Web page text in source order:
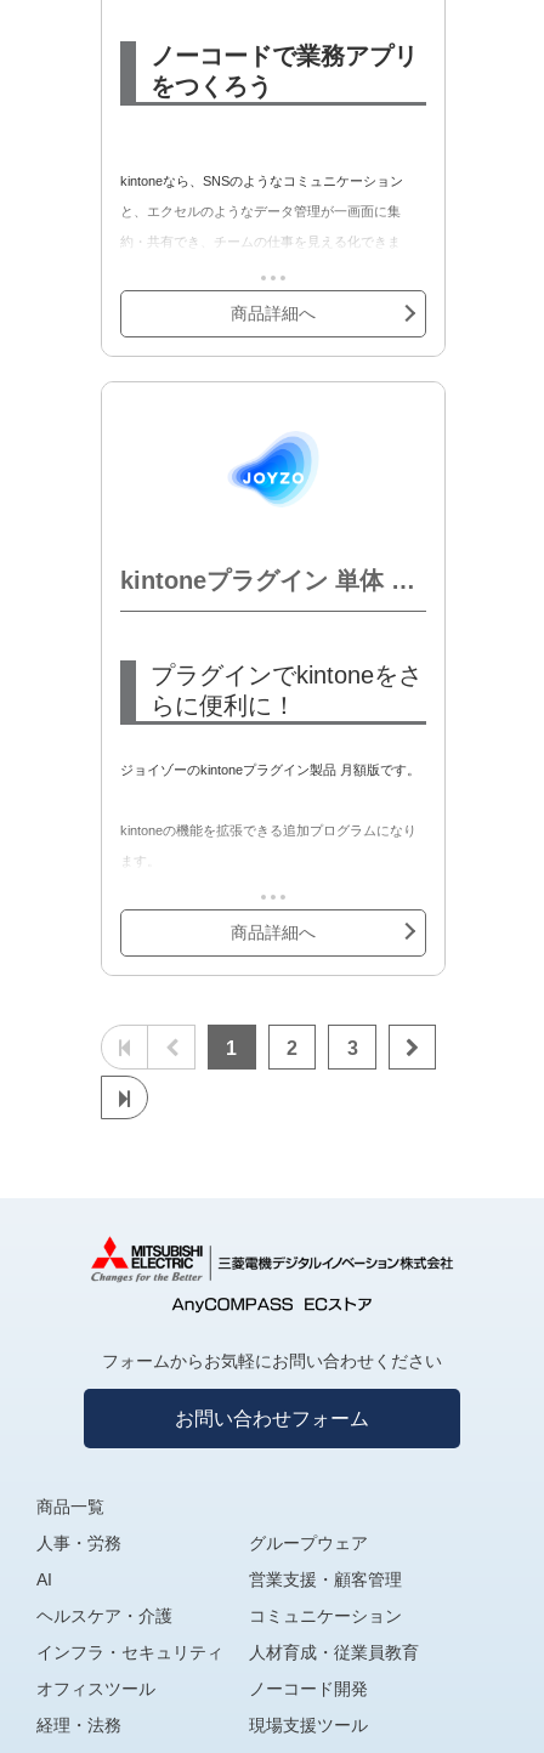
ノーコードで業務アプリ
をつくろう
kintoneなら、SNSのようなコミュニケーション
と、エクセルのようなデータ管理が一画面に集
約・共有でき、チームの仕事を見える化できま
kintone ワイドコース 月額の月額契約商品です。
などの各種オプションの追加契約が可能です。
商品詳細へ
kintoneプラグイン 単体 月額
プラグインでkintoneをさ
らに便利に！
ジョイゾーのkintoneプラグイン製品 月額版です。
kintoneの機能を拡張できる追加プログラムになり
ます。
プラグインをアプリに取り込み、設定画面で必要
な設定をするだけでお客様のkintoneの機能拡張が
※下記の全18種類のプラグインから1つお選びいた
だき、お申し込みをお願いします。
①自動採番プラグイン
⑥テーブル行列変換プラグイン
⑦テーブルフィールドコピープラグイン
⑧ルックアップコピー元登録プラグイン
⑪フルスクリーンプラグイン
⑰条件付き書式プラグイン
⑱テーブル拡張プラグイン
商品詳細へ
1 2 3
フォームからお気軽にお問い合わせください
お問い合わせフォーム
商品一覧
人事・労務
AI
ヘルスケア・介護
インフラ・セキュリティ
オフィスツール
経理・法務
グループウェア
営業支援・顧客管理
コミュニケーション
人材育成・従業員教育
ノーコード開発
現場支援ツール